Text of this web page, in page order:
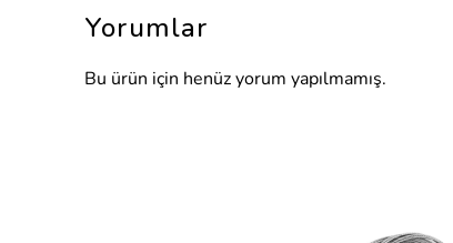
Yorumlar
Bu ürün için henüz yorum yapılmamış.